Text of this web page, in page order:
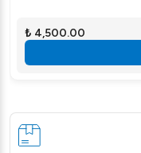
₺ 4,500.00